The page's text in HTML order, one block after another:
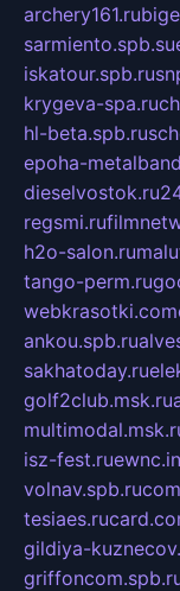
archery161.ru
sarmiento.spb.su
iskatour.spb.ru
krygeva-spa.ru
hl-beta.spb.ru
epoha-
dieselvostok.ru
regsmi.ru
h2o-salon.ru
tango-perm.ru
webkrasotki.com
ankou.spb.ru
sakhatoday.ru
golf2club.msk.ru
isz-fest.ru
volnav.spb.ru
tesiaes.ru
gildiya-